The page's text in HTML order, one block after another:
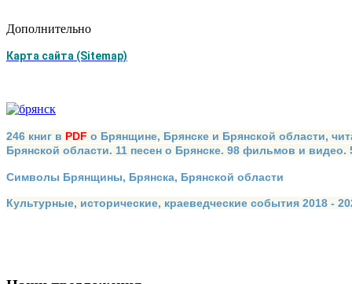
Дополнительно
Карта сайта (Sitemap)
246 книг в PDF о Брянщине, Брянске и Брянской области,
Брянской области. 11 песен о Брянске. 98 фильмов и
Символы Брянщины, Брянска, Брянской области
Культурные, исторические, краеведческие события 2018 -